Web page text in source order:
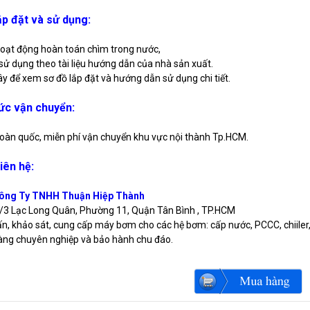
đặt và sử dụng:
động hoàn toán chìm trong nước,
dụng theo tài liệu hướng dẫn của nhà sản xuất.
để xem sơ đồ lắp đặt và hướng dẫn sử dụng chi tiết.
vận chuyển:
quốc, miễn phí vận chuyển khu vực nội thành Tp.HCM.
hệ:
Ty TNHH Thuận Hiệp Thành
Lạc Long Quân, Phường 11, Quận Tân Bình , TP.HCM
khảo sát, cung cấp máy bơm cho các hệ bơm: cấp nước, PCCC,
chuyên nghiệp và bảo hành chu đáo.